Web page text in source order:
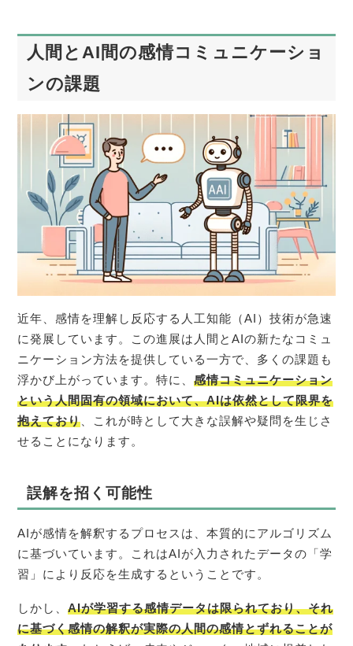
人間とAI間の感情コミュニケーショ
ンの課題
近年、感情を理解し反応する人工知能（AI）技術が急速
に発展しています。この進展は人間とAIの新たなコミュ
ニケーション方法を提供している一方で、多くの課題も
浮かび上がっています。特に、感情コミュニケーション
という人間固有の領域において、AIは依然として限界を
抱えており、これが時として大きな誤解や疑問を生じさ
せることになります。
誤解を招く可能性
AIが感情を解釈するプロセスは、本質的にアルゴリズム
に基づいています。これはAIが入力されたデータの「学
習」により反応を生成するということです。
しかし、AIが学習する感情データは限られており、それ
に基づく感情の解釈が実際の人間の感情とずれることが